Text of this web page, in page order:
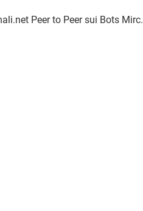
Peer to Peer sui Bots Mirc.